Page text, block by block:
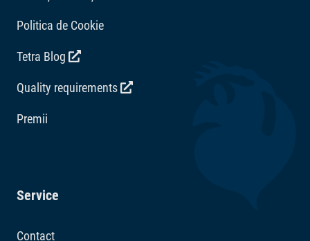
Politica de Cookie
Tetra Blog
Quality requirements
Premii
Service
Contact